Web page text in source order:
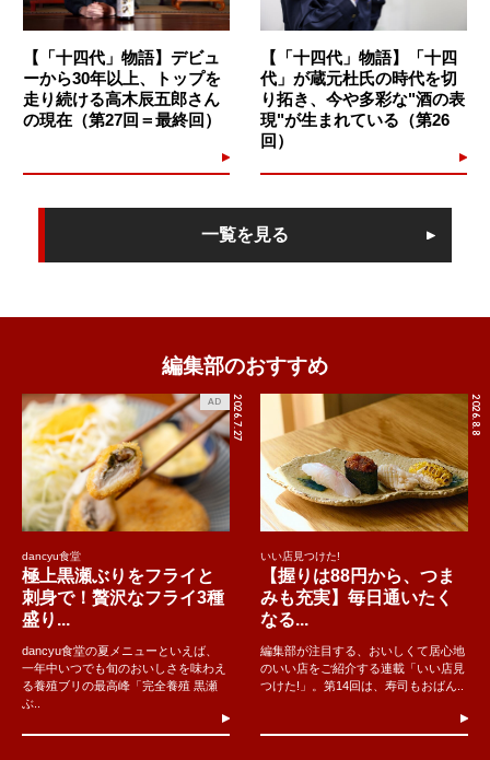
【「十四代」物語】デビュ
ーから30年以上、トップを
走り続ける高木辰五郎さん
の現在（第27回＝最終回）
【「十四代」物語】「十四
代」が蔵元杜氏の時代を切
り拓き、今や多彩な"酒の表
現"が生まれている（第26
回）
一覧を見る
編集部のおすすめ
2026.7.27
AD
dancyu食堂
極上黒瀬ぶりをフライと
刺身で！贅沢なフライ3種
盛り...
dancyu食堂の夏メニューといえば、
一年中いつでも旬のおいしさを味わえ
る養殖ブリの最高峰「完全養殖 黒瀬
ぶ..
2026.8.8
いい店見つけた!
【握りは88円から、つま
みも充実】毎日通いたく
なる...
編集部が注目する、おいしくて居心地
のいい店をご紹介する連載「いい店見
つけた!」。第14回は、寿司もおばん..